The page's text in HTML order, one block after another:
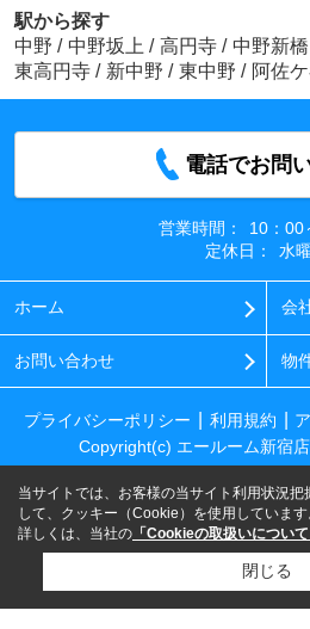
駅から探す
中野 / 中野坂上 / 高円寺 / 中野新橋
東高円寺 / 新中野 / 東中野 / 阿佐
電話でお問
営業時間：
10：00
定休日：
水
ホーム 会
お問い合わせ 物
プライバシーポリシー 利用規約
Copyright(c) エールーム新宿
当サイトでは、お客様の当サイト利用状況把
して、クッキー（Cookie）を使用しています
詳しくは、当社の 「Cookieの取扱いについて
閉じる